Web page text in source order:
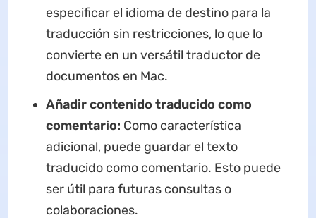
especificar el idioma de destino para la
traducción sin restricciones, lo que lo
convierte en un versátil traductor de
documentos en Mac.
Añadir contenido traducido como
comentario: Como característica
adicional, puede guardar el texto
traducido como comentario. Esto puede
ser útil para futuras consultas o
colaboraciones.